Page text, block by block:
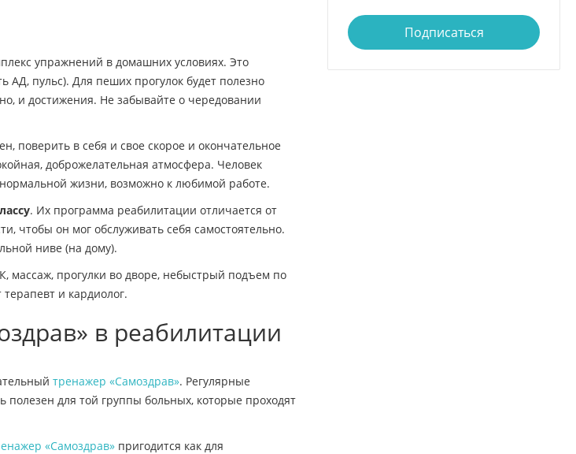
Подписаться
упражнений в домашних условиях. Это
АД, пульс). Для пеших прогулок будет полезно
и достижения. Не забывайте о чередовании
поверить в себя и свое скорое и окончательное
доброжелательная атмосфера. Человек
жизни, возможно к любимой работе.
. Их программа реабилитации отличается от
чтобы он мог обслуживать себя самостоятельно.
ниве (на дому).
массаж, прогулки во дворе, небыстрый подъем по
и кардиолог.
в реабилитации
тренажер «Самоздрав». Регулярные
для той группы больных, которые проходят
«Самоздрав» пригодится как для